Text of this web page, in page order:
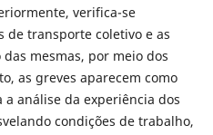
verifica-se
de transporte coletivo e as
mesmas, por meio dos
as greves aparecem como
análise da experiência dos
condições de trabalho,